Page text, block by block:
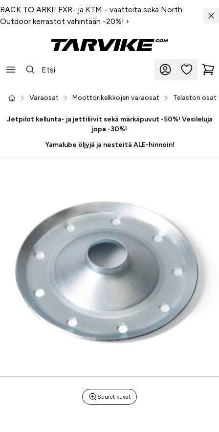
BACK TO ARKI! FXR- ja KTM - vaatteita sekä North
Outdoor kerrastot vähintään -20%! ›
Varaosat Moottorikelkkojen varaosat Telaston osat
Jetpilot kellunta- ja jettiliivit sekä märkäpuvut -50%! Vesileluja
jopa -30%!
Yamalube öljyjä ja nesteitä ALE-hinnoin!
Suuret kuvat